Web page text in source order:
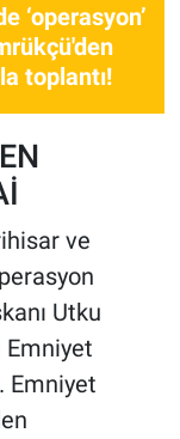
‘operasyon’
toplantı!
ve
Utku
Emniyet